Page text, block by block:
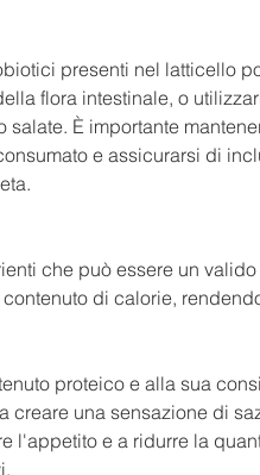
flora intestinale, o
È importante
e assicurarsi di
che può essere un
di calorie,
proteico e alla sua
creare una sensazione di
l'appetito e a ridurre la